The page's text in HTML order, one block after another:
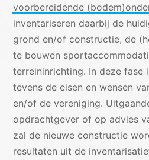
voorbereidende
inventariseren daarbij de
grond en/of constructie, de
te bouwen
terreininrichting. In deze fase
tevens de eisen en wensen
en/of de vereniging.
opdrachtgever of op advies
zal de nieuwe constructie
resultaten uit de